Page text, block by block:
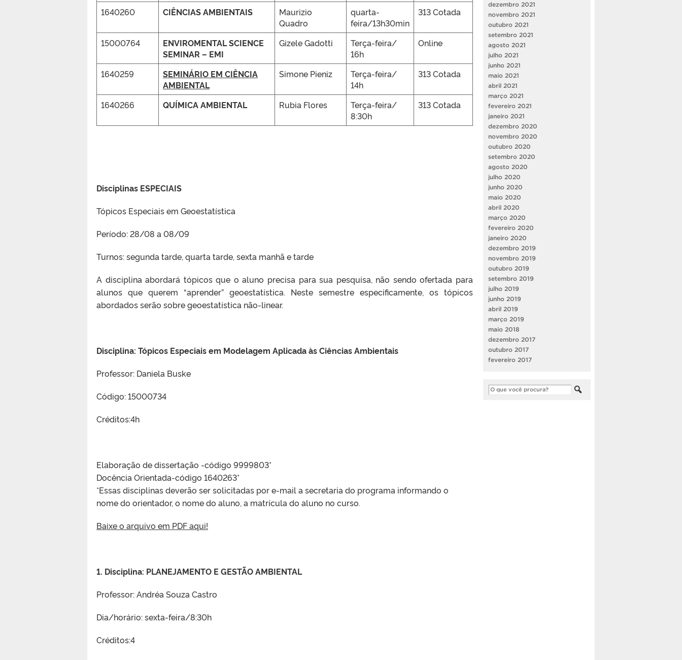
1640260 CIÊNCIAS AMBIENTAIS
Maurizio
Quadro
quarta-
feira/13h30min
313 Cotada
15000764
ENVIROMENTAL SCIENCE
SEMINAR – EMI
Gizele Gadotti
Terça-feira/
16h
Online
1640259
SEMINÁRIO EM CIÊNCIA
AMBIENTAL
Simone Pieniz
Terça-feira/
14h
313 Cotada
1640266 QUÍMICA AMBIENTAL Rubia Flores
Terça-feira/
8:30h
313 Cotada
Disciplinas ESPECIAIS
Tópicos Especiais em Geoestatística
Período: 28/08 a 08/09
Turnos: segunda tarde, quarta tarde, sexta manhã e tarde
A disciplina abordará tópicos que o aluno precisa para sua pesquisa, não sendo ofertada para
alunos que querem “aprender” geoestatística. Neste semestre especificamente, os tópicos
abordados serão sobre geoestatística não-linear.
Disciplina: Tópicos Especiais em Modelagem Aplicada às Ciências Ambientais
Professor: Daniela Buske
Código: 15000734
Créditos:4h
Elaboração de dissertação -código 9999803*
Docência Orientada-código 1640263*
*Essas disciplinas deverão ser solicitadas por e-mail a secretaria do programa informando o
nome do orientador, o nome do aluno, a matrícula do aluno no curso.
Baixe o arquivo em PDF aqui!
1. Disciplina: PLANEJAMENTO E GESTÃO AMBIENTAL
Professor: Andréa Souza Castro
Dia/horário: sexta-feira/8:30h
Créditos:4
dezembro 2021
novembro 2021
outubro 2021
setembro 2021
agosto 2021
julho 2021
junho 2021
maio 2021
abril 2021
março 2021
fevereiro 2021
janeiro 2021
dezembro 2020
novembro 2020
outubro 2020
setembro 2020
agosto 2020
julho 2020
junho 2020
maio 2020
abril 2020
março 2020
fevereiro 2020
janeiro 2020
dezembro 2019
novembro 2019
outubro 2019
setembro 2019
julho 2019
junho 2019
abril 2019
março 2019
maio 2018
dezembro 2017
outubro 2017
fevereiro 2017